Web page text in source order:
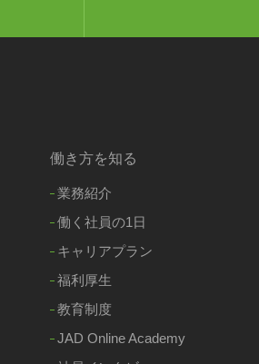
働き方を知る
業務紹介
働く社員の1日
キャリアプラン
福利厚生
教育制度
JAD Online Academy